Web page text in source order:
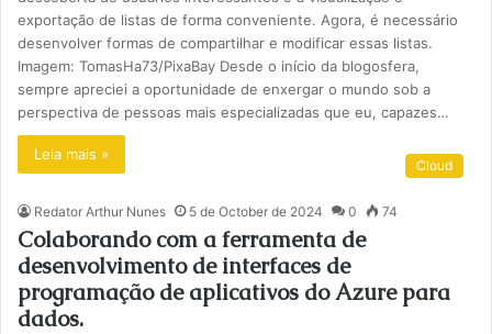
exportação de listas de forma conveniente. Agora, é necessário
desenvolver formas de compartilhar e modificar essas listas.
Imagem: TomasHa73/PixaBay Desde o início da blogosfera,
sempre apreciei a oportunidade de enxergar o mundo sob a
perspectiva de pessoas mais especializadas que eu, capazes…
Leia mais »
Cloud
Redator Arthur Nunes 5 de October de 2024 0 74
Colaborando com a ferramenta de
desenvolvimento de interfaces de
programação de aplicativos do Azure para
dados.